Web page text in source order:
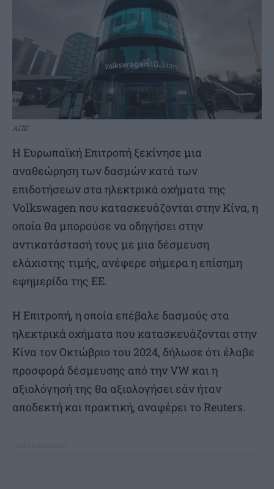
ΑΠΕ
Η Ευρωπαϊκή Επιτροπή ξεκίνησε μια
αναθεώρηση των δασμών κατά των
επιδοτήσεων στα ηλεκτρικά οχήματα της
Volkswagen που κατασκευάζονται στην Κίνα, η
οποία θα μπορούσε να οδηγήσει στην
αντικατάστασή τους με μια δέσμευση
ελάχιστης τιμής, ανέφερε σήμερα η επίσημη
εφημερίδα της ΕΕ.
Η Επιτροπή, η οποία επέβαλε δασμούς στα
ηλεκτρικά οχήματα που κατασκευάζονται στην
Κίνα τον Οκτώβριο του 2024, δήλωσε ότι έλαβε
προσφορά δέσμευσης από την VW και η
αξιολόγησή της θα αξιολογήσει εάν ήταν
αποδεκτή και πρακτική, αναφέρει το Reuters.